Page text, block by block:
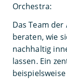
Orchestra:
Das Team
beraten, wie
nachhaltig
lassen. Ein